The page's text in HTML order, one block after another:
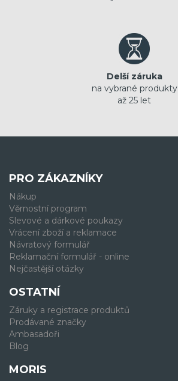
Delší záruka
na vybrané produkty
až 25 let
PRO ZÁKAZNÍKY
Nákup
Věrnostní program
Slevové a dárkové poukazy
Vrácení zboží a reklamace
Návratový formulář
Reklamační formulář - online
Nejčastější otázky
OSTATNÍ
Záruky a registrace produktů
Prodávané značky
Ambasadoři
Blog
MORIS